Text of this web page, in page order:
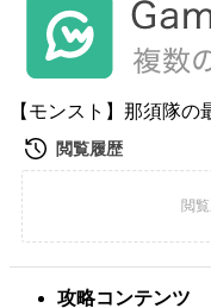
【モンスト】那須隊
攻略コンテンツ